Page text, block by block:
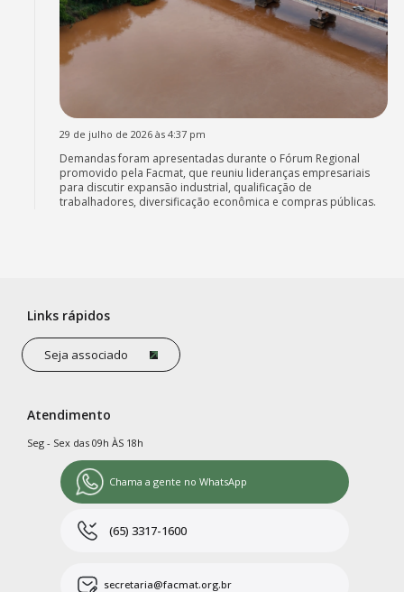
29 de julho de 2026 às 4:37 pm
Demandas foram apresentadas durante o Fórum Regional
promovido pela Facmat, que reuniu lideranças empresariais
para discutir expansão industrial, qualificação de
trabalhadores, diversificação econômica e compras públicas.
Links rápidos
Seja associado
Atendimento
Seg - Sex das 09h ÀS 18h
Chama a gente no WhatsApp
(65) 3317-1600
secretaria@facmat.org.br